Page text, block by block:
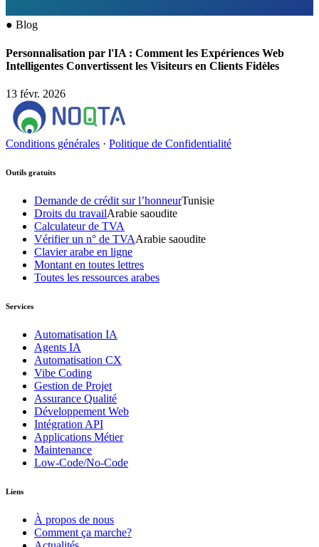
● Blog
Personnalisation par l'IA : Comment les Expériences Web
Intelligentes Convertissent les Visiteurs en Clients Fidèles
13 févr. 2026
Conditions générales · Politique de Confidentialité
Outils gratuits
Demande de crédit sur l’honneurTunisie
Droits du travailArabie saoudite
Calculateur de TVA
Vérifier un n° de TVAArabie saoudite
Clavier arabe en ligne
Montant en toutes lettres
Toutes les ressources arabes
Services
Automatisation IA
Agents IA
Automatisation CX
Vibe Coding
Gestion de Projet
Assurance Qualité
Développement Web
Intégration API
Applications Métier
Maintenance
Low-Code/No-Code
Liens
À propos de nous
Comment ça marche?